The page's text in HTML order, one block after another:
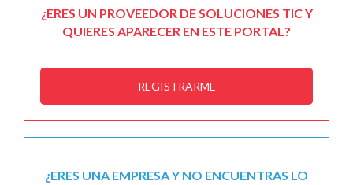
¿ERES UN PROVEEDOR DE SOLUCIONES TIC Y
QUIERES APARECER EN ESTE PORTAL?
REGISTRARME
¿ERES UNA EMPRESA Y NO ENCUENTRAS LO